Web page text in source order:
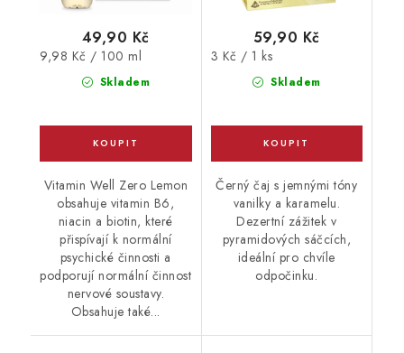
Skladem
49,90 Kč
Měrná
9,98 Kč / 100 ml
Vitamin Well Zero Lemon
obsahuje vitamin B6,
niacin a biotin, které
přispívají k normální
psychické činnosti a
podporují normální činnost
nervové soustavy.
Obsahuje také...
Skladem
59,90 Kč
Měrná
3 Kč / 1 ks
Černý čaj s jemnými tóny
vanilky a karamelu.
Dezertní zážitek v
pyramidových sáčcích,
ideální pro chvíle
odpočinku.